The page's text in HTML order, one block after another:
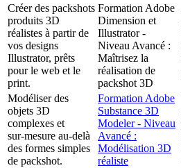
Créer des packshots
produits 3D
réalistes à partir de
vos designs
Illustrator, prêts
pour le web et le
print.
Formation Adobe
Dimension et
Illustrator -
Niveau Avancé :
Maîtrisez la
réalisation de
packshot 3D
Modéliser des
objets 3D
complexes et
sur‑mesure au‑delà
des formes simples
de packshot.
Formation Adobe
Substance 3D
Modeler - Niveau
Avancé :
Modélisation 3D
réaliste